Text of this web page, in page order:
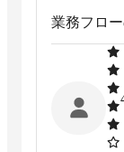
業務フロ